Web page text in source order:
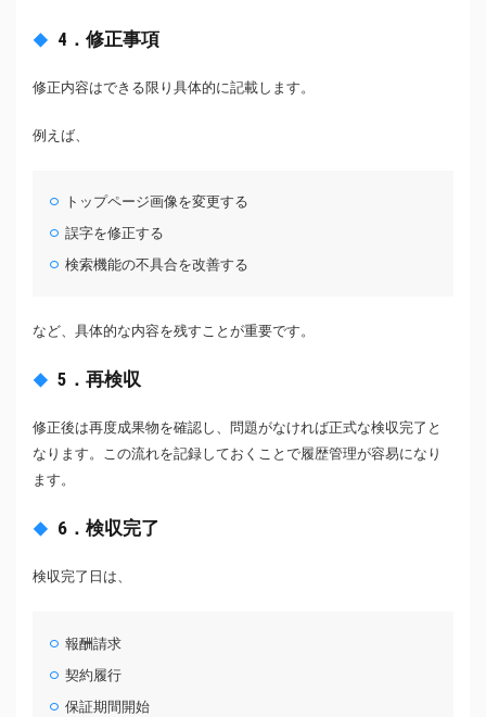
4．修正事項
修正内容はできる限り具体的に記載します。
例えば、
トップページ画像を変更する
誤字を修正する
検索機能の不具合を改善する
など、具体的な内容を残すことが重要です。
5．再検収
修正後は再度成果物を確認し、問題がなければ正式な検収完了と
なります。この流れを記録しておくことで履歴管理が容易になり
ます。
6．検収完了
検収完了日は、
報酬請求
契約履行
保証期間開始